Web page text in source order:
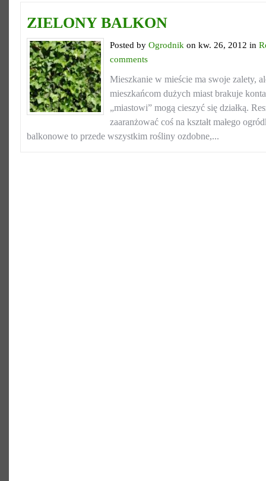
ZIELONY BALKON
Posted by Ogrodnik on kw. 26, 2012 in
comments
Mieszkanie w mieście ma swoje zalety,
mieszkańcom dużych miast brakuje
„miastowi” mogą cieszyć się działką.
zaaranżować coś na kształt małego
balkonowe to przede wszystkim rośliny ozdobne,...